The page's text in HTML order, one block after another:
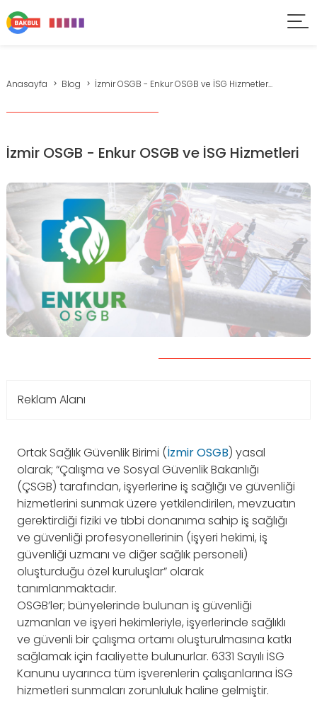
Anasayfa Blog İzmir OSGB - Enkur OSGB ve İSG Hizmetler...
İzmir OSGB - Enkur OSGB ve İSG Hizmetleri
Reklam Alanı
Ortak Sağlık Güvenlik Birimi (İzmir OSGB) yasal
olarak; “Çalışma ve Sosyal Güvenlik Bakanlığı
(ÇSGB) tarafından, işyerlerine iş sağlığı ve güvenliği
hizmetlerini sunmak üzere yetkilendirilen, mevzuatın
gerektirdiği fiziki ve tıbbi donanıma sahip iş sağlığı
ve güvenliği profesyonellerinin (işyeri hekimi, iş
güvenliği uzmanı ve diğer sağlık personeli)
oluşturduğu özel kuruluşlar” olarak
tanımlanmaktadır.
OSGB’ler; bünyelerinde bulunan iş güvenliği
uzmanları ve işyeri hekimleriyle, işyerlerinde sağlıklı
ve güvenli bir çalışma ortamı oluşturulmasına katkı
sağlamak için faaliyette bulunurlar. 6331 Sayılı İSG
Kanunu uyarınca tüm işverenlerin çalışanlarına İSG
hizmetleri sunmaları zorunluluk haline gelmiştir.